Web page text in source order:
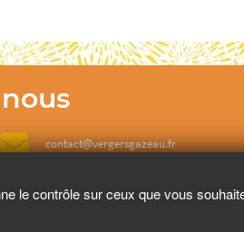
contact@vergersgazeau.fr
le contrôle sur ceux que vous